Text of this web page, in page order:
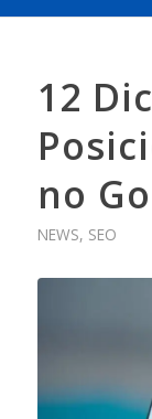
12
no
NEWS, SEO